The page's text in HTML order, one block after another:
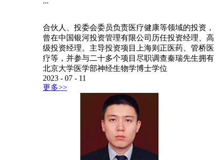
合伙人、投委会委员负责医疗健康等领域的投资，
曾在中国银河投资管理有限公司历任投资经理、高
级投资经理。主导投资项目上海则正医药、管桥医
疗等，并参与二十多个项目尽职调查秦瑞先生拥有
北京大学医学部神经生物学博士学位
2023 - 07 - 11
更多>>